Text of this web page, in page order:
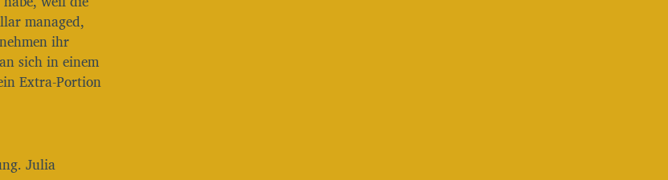
l
n
.
managed,
ihr
sich in einem
Extra-Portion
Julia